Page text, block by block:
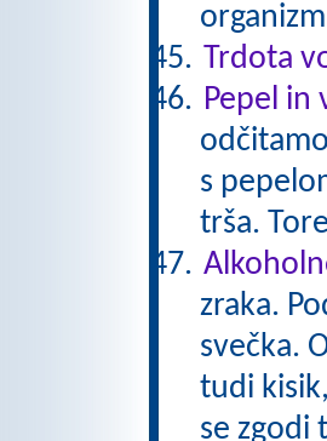
Trdota
Pepel in
s
trša.
zraka.
svečka.
tudi
se zgodi